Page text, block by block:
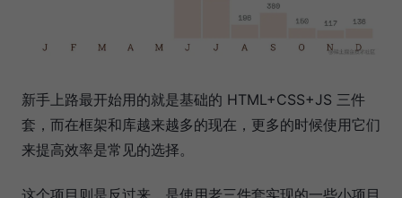
新手上路最开始用的就是基础的 HTML+CSS+JS 三件
套，而在框架和库越来越多的现在，更多的时候使用它们
来提高效率是常见的选择。